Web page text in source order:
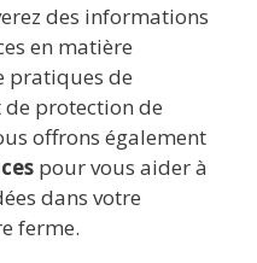
des informations
en matière
pratiques de
protection de
offrons également
pour vous aider à
dans votre
ferme.